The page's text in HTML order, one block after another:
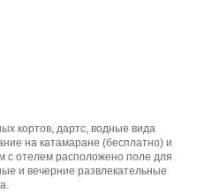
кортов, дартс, водные вида
на катамаране (бесплатно) и
с отелем расположено поле для
и вечерние развлекательные